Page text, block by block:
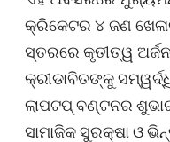
କ୍ରିକେଟର ୪ ଜଣ
ସ୍ତରରେ କୃତୀତ୍ୱ
କ୍ରୀଡାବିତଙ୍କୁ
ଲାପଟପ୍ ବଣ୍ଟନର
ସାମାଜିକ ସୁରକ୍ଷା ଓ